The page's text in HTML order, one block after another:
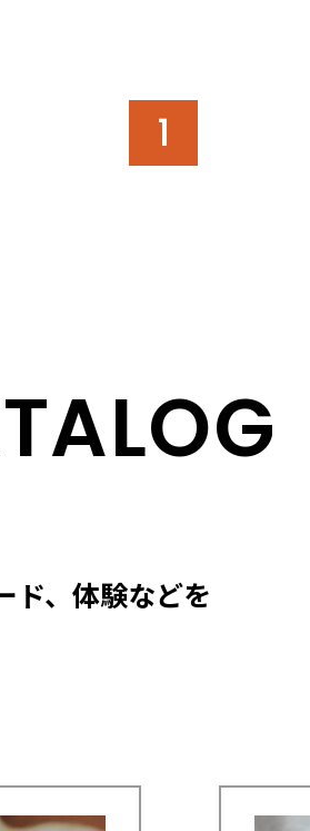
1
ド、体験などを